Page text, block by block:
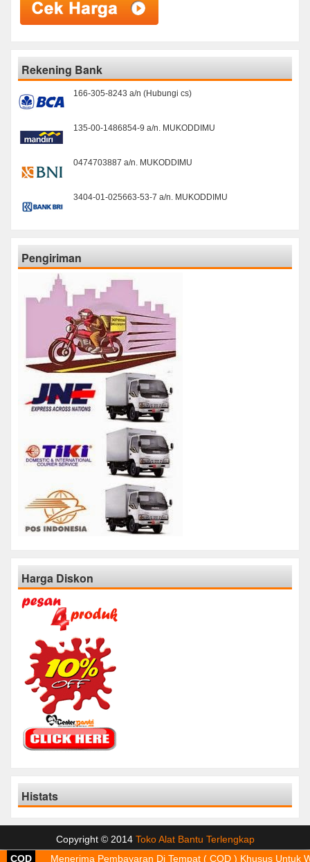
Rekening Bank
166-305-8243 a/n (Hubungi cs)
135-00-1486854-9 a/n. MUKODDIMU
0474703887 a/n. MUKODDIMU
3404-01-025663-53-7 a/n. MUKODDIMU
Pengiriman
Harga Diskon
Histats
COD Menerima Pembayaran Di Tempat ( COD ) Khusus Untuk
Copyright © 2014 Toko Alat Bantu Terlengkap